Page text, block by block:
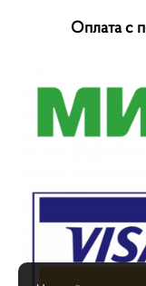
Оплата с